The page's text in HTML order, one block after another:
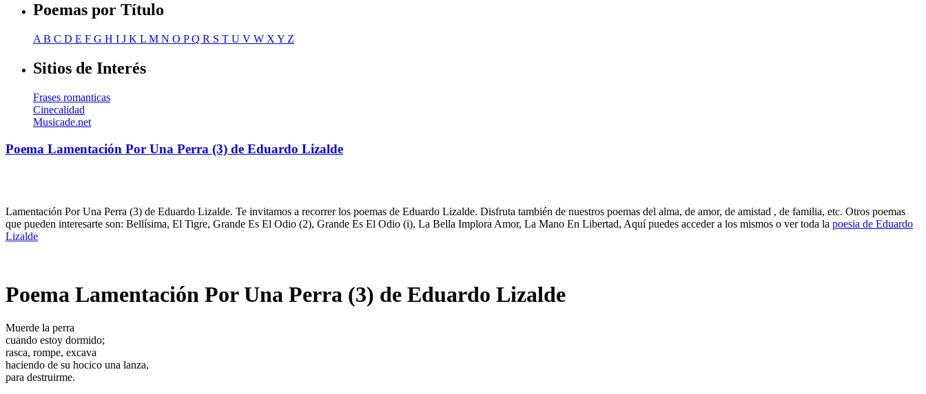
Poemas por Título
A B C D E F G H I J K L M N O PQ R S T U V W X Y Z
Sitios de Interés
Frases romanticas
Cinecalidad
Musicade.net
Poema Lamentación Por Una Perra (3) de Eduardo Lizalde
Lamentación Por Una Perra (3) de Eduardo Lizalde. Te invitamos a recorrer los poemas de Eduardo Lizalde. Disfruta también de nuestros poemas del alma, de amor, de amistad , de familia, etc. Otros poemas
que pueden interesarte son: Bellísima, El Tigre, Grande Es El Odio (2), Grande Es El Odio (i), La Bella Implora Amor, La Mano En Libertad, Aquí puedes acceder a los mismos o ver toda la poesia de Eduardo
Lizalde
Poema Lamentación Por Una Perra (3) de Eduardo Lizalde
Muerde la perra
cuando estoy dormido;
rasca, rompe, excava
haciendo de su hocico una lanza,
para destruirme.